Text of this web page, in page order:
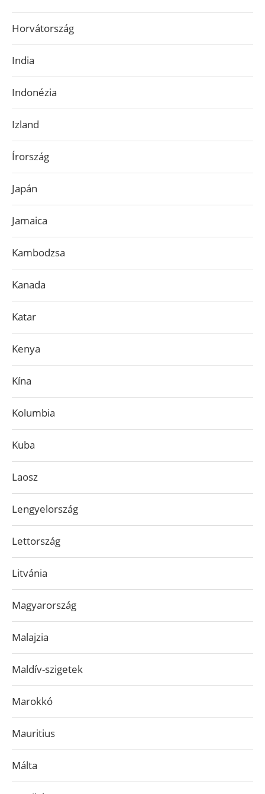
Horvátország
India
Indonézia
Izland
Írország
Japán
Jamaica
Kambodzsa
Kanada
Katar
Kenya
Kína
Kolumbia
Kuba
Laosz
Lengyelország
Lettország
Litvánia
Magyarország
Malajzia
Maldív-szigetek
Marokkó
Mauritius
Málta